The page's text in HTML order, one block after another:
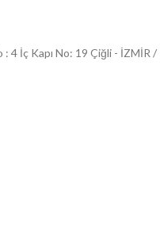
4 İç Kapı No: 19 Çiğli - İZMİR /